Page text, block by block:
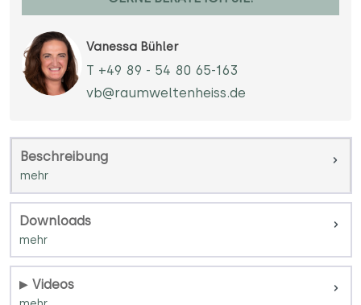
Vanessa Bühler
T +49 89 - 54 80 65-163
vb@raumweltenheiss.de
Beschreibung
Downloads
Videos